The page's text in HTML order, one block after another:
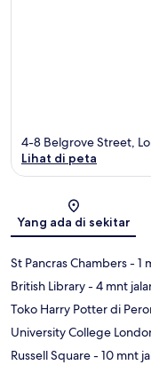
4-8 Belgrove Street,
Lihat di peta
Yang ada di sekitar
St Pancras Chambers- 1
British Library- 4 mnt
Toko Harry Potter di
University College
Russell Square- 10 mnt